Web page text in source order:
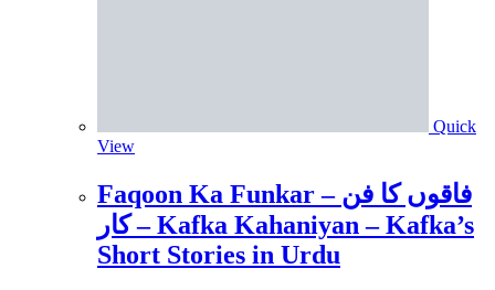
Quick
View
Faqoon Ka Funkar – فاقوں کا فن
کار – Kafka Kahaniyan – Kafka’s
Short Stories in Urdu